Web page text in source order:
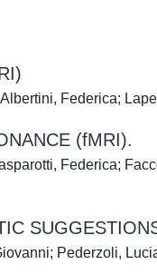
Federica;
(fMRI).
Federica;
Pederzoli,